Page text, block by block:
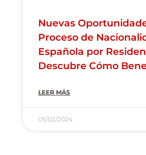
Nuevas
Proceso de
Española por
Descubre Cómo
LEER MÁS
05/02/2024